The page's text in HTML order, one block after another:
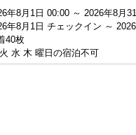
年8月1日 00:00 ～ 2026年8月
年8月1日 チェックイン ～
40枚
水 木 曜日の宿泊不可